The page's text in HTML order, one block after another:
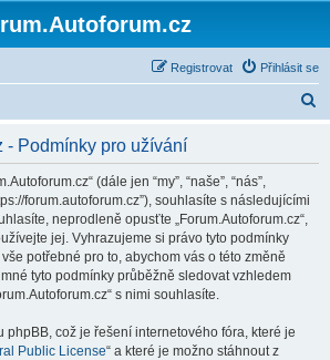
Přihlásit se
Registrovat
- Podmínky pro užívání
(dále jen “my”, “naše”, “nás”,
forum.autoforum.cz”), souhlasíte s následujícími
neprodleně opusťte „Forum.Autoforum.cz“,
jej. Vyhrazujeme si právo tyto podmínky
potřebné pro to, abychom vás o této změně
tyto podmínky průběžně sledovat vzhledem
s nimi souhlasíte.
phpBB, což je řešení internetového fóra, které je
Public License“ a které je možno stáhnout z